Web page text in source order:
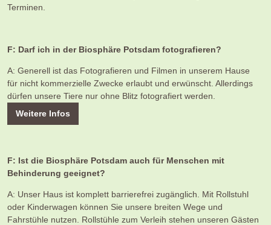
Terminen.
F: Darf ich in der Biosphäre Potsdam fotografieren?
A: Generell ist das Fotografieren und Filmen in unserem Hause
für nicht kommerzielle Zwecke erlaubt und erwünscht. Allerdings
dürfen unsere Tiere nur ohne Blitz fotografiert werden.
Weitere Infos
F: Ist die Biosphäre Potsdam auch für Menschen mit
Behinderung geeignet?
A: Unser Haus ist komplett barrierefrei zugänglich. Mit Rollstuhl
oder Kinderwagen können Sie unsere breiten Wege und
Fahrstühle nutzen. Rollstühle zum Verleih stehen unseren Gästen